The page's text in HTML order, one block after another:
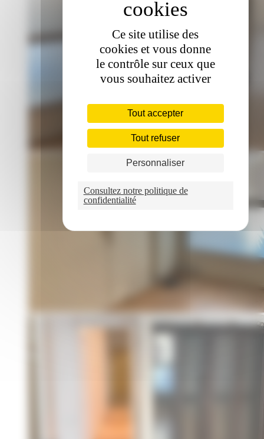
Ce site utilise des
cookies et vous donne
le contrôle sur ceux que
vous souhaitez activer
Tout accepter
Tout refuser
Personnaliser
Consultez notre politique de
confidentialité